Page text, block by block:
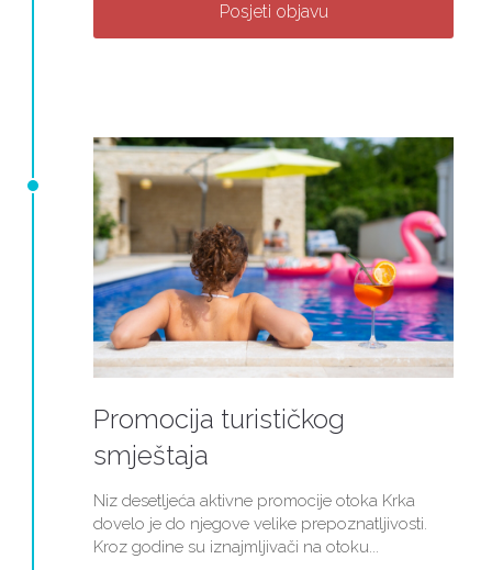
Posjeti objavu
Promocija turističkog
smještaja
Niz desetljeća aktivne promocije otoka Krka
dovelo je do njegove velike prepoznatljivosti.
Kroz godine su iznajmljivači na otoku...